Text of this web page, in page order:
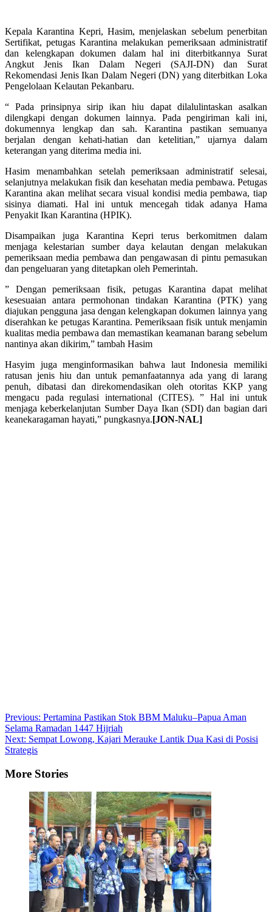
Kepala Karantina Kepri, Hasim, menjelaskan sebelum penerbitan
Sertifikat, petugas Karantina melakukan pemeriksaan administratif
dan kelengkapan dokumen dalam hal ini diterbitkannya Surat
Angkut Jenis Ikan Dalam Negeri (SAJI-DN) dan Surat
Rekomendasi Jenis Ikan Dalam Negeri (DN) yang diterbitkan Loka
Pengelolaan Kelautan Pekanbaru.
“ Pada prinsipnya sirip ikan hiu dapat dilalulintaskan asalkan
dilengkapi dengan dokumen lainnya. Pada pengiriman kali ini,
dokumennya lengkap dan sah. Karantina pastikan semuanya
berjalan dengan kehati-hatian dan ketelitian,” ujarnya dalam
keterangan yang diterima media ini.
Hasim menambahkan setelah pemeriksaan administratif selesai,
selanjutnya melakukan fisik dan kesehatan media pembawa. Petugas
Karantina akan melihat secara visual kondisi media pembawa, tiap
sisinya diamati. Hal ini untuk mencegah tidak adanya Hama
Penyakit Ikan Karantina (HPIK).
Disampaikan juga Karantina Kepri terus berkomitmen dalam
menjaga kelestarian sumber daya kelautan dengan melakukan
pemeriksaan media pembawa dan pengawasan di pintu pemasukan
dan pengeluaran yang ditetapkan oleh Pemerintah.
” Dengan pemeriksaan fisik, petugas Karantina dapat melihat
kesesuaian antara permohonan tindakan Karantina (PTK) yang
diajukan pengguna jasa dengan kelengkapan dokumen lainnya yang
diserahkan ke petugas Karantina. Pemeriksaan fisik untuk menjamin
kualitas media pembawa dan memastikan keamanan barang sebelum
nantinya akan dikirim,” tambah Hasim
Hasyim juga menginformasikan bahwa laut Indonesia memiliki
ratusan jenis hiu dan untuk pemanfaatannya ada yang di larang
penuh, dibatasi dan direkomendasikan oleh otoritas KKP yang
mengacu pada regulasi international (CITES). ” Hal ini untuk
menjaga keberkelanjutan Sumber Daya Ikan (SDI) dan bagian dari
keanekaragaman hayati,” pungkasnya.[JON-NAL]
Post
navigation
Previous: Pertamina Pastikan Stok BBM Maluku–Papua Aman
Selama Ramadan 1447 Hijriah
Next: Sempat Lowong, Kajari Merauke Lantik Dua Kasi di Posisi
Strategis
More Stories